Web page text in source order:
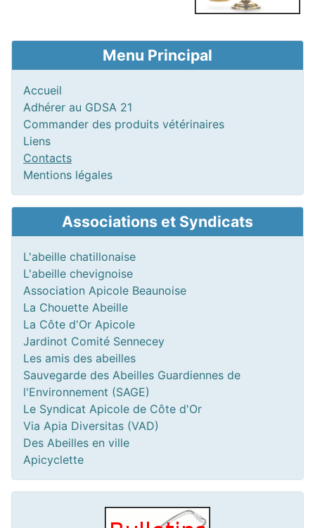
Menu Principal
Accueil
Adhérer au GDSA 21
Commander des produits vétérinaires
Liens
Contacts
Mentions légales
Associations et Syndicats
L'abeille chatillonaise
L'abeille chevignoise
Association Apicole Beaunoise
La Chouette Abeille
La Côte d'Or Apicole
Jardinot Comité Sennecey
Les amis des abeilles
Sauvegarde des Abeilles Guardiennes de
l'Environnement (SAGE)
Le Syndicat Apicole de Côte d'Or
Via Apia Diversitas (VAD)
Des Abeilles en ville
Apicyclette